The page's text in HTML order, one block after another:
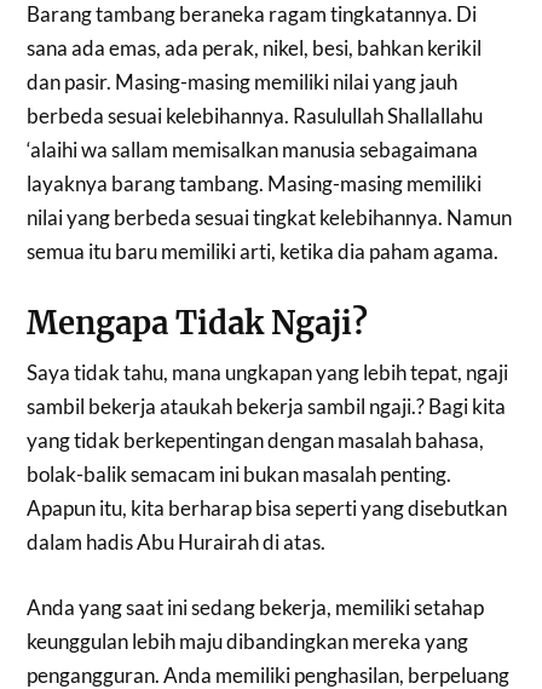
Barang tambang beraneka ragam tingkatannya. Di
sana ada emas, ada perak, nikel, besi, bahkan kerikil
dan pasir. Masing-masing memiliki nilai yang jauh
berbeda sesuai kelebihannya. Rasulullah Shallallahu
‘alaihi wa sallam memisalkan manusia sebagaimana
layaknya barang tambang. Masing-masing memiliki
nilai yang berbeda sesuai tingkat kelebihannya. Namun
semua itu baru memiliki arti, ketika dia paham agama.
Mengapa Tidak Ngaji?
Saya tidak tahu, mana ungkapan yang lebih tepat, ngaji
sambil bekerja ataukah bekerja sambil ngaji.? Bagi kita
yang tidak berkepentingan dengan masalah bahasa,
bolak-balik semacam ini bukan masalah penting.
Apapun itu, kita berharap bisa seperti yang disebutkan
dalam hadis Abu Hurairah di atas.
Anda yang saat ini sedang bekerja, memiliki setahap
keunggulan lebih maju dibandingkan mereka yang
pengangguran. Anda memiliki penghasilan, berpeluang